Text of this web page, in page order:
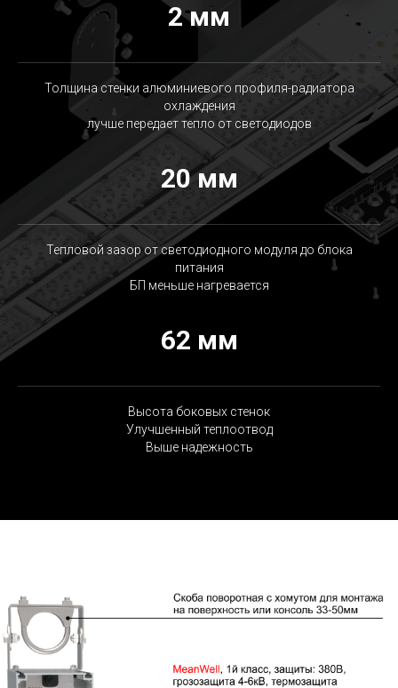
2 мм
Толщина стенки алюминиевого профиля-радиатора
охлаждения
лучше передает тепло от светодиодов
20 мм
Тепловой зазор от светодиодного модуля до блока
питания
БП меньше нагревается
62 мм
Высота боковых стенок
Улучшенный теплоотвод
Выше надежность